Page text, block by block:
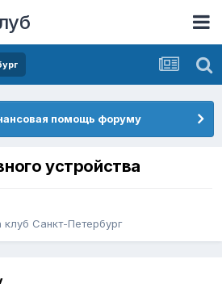
помощь форуму
устройства
клуб Санкт-Петербург